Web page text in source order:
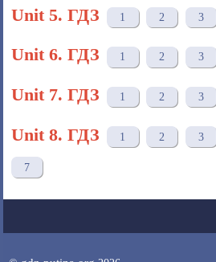
Unit 5. ГДЗ 1 2 3
Unit 6. ГДЗ 1 2 3
Unit 7. ГДЗ 1 2 3
Unit 8. ГДЗ 1 2 3
7